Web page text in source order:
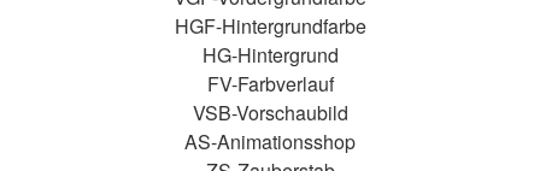
HGF-Hintergrundfarbe
HG-Hintergrund
FV-Farbverlauf
VSB-Vorschaubild
AS-Animationsshop